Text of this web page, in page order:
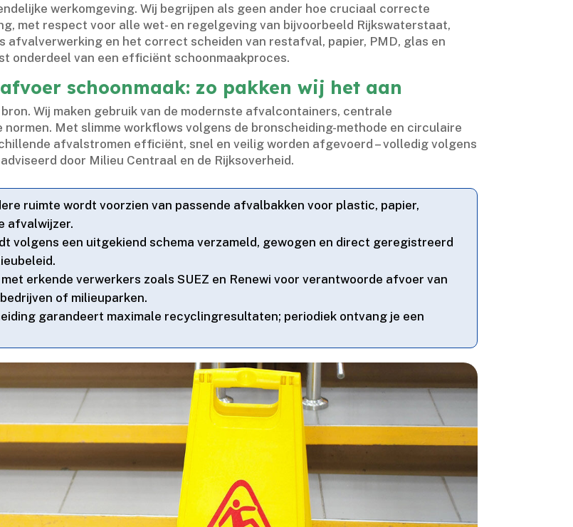
werkomgeving.​ Wij begrijpen als geen ander hoe cruciaal correcte
met respect voor alle wet- en regelgeving van bijvoorbeeld Rijkswaterstaat,
afvalverwerking en het correct scheiden van restafval, papier, PMD, glas en
onderdeel van een efficiënt schoonmaakproces.​
schoonmaak: zo pakken wij het aan
Wij maken gebruik van de modernste afvalcontainers, centrale
Met slimme workflows volgens de bronscheiding-methode en circulaire
afvalstromen efficiënt, snel en veilig worden afgevoerd – volledig volgens
door Milieu Centraal en de Rijksoverheid.​
ruimte wordt voorzien van passende afvalbakken voor plastic, papier,
afvalwijzer.​
volgens een uitgekiend schema verzameld, gewogen en direct geregistreerd
met erkende verwerkers zoals SUEZ en Renewi voor verantwoorde afvoer van
of milieuparken.​
garandeert maximale recyclingresultaten; periodiek ontvang je een